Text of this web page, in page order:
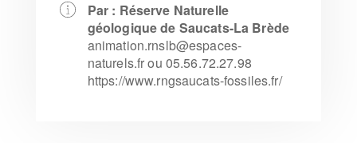
Par : Réserve Naturelle
géologique de Saucats-La Brède
animation.rnslb@espaces-
naturels.fr ou 05.56.72.27.98
https://www.rngsaucats-fossiles.fr/